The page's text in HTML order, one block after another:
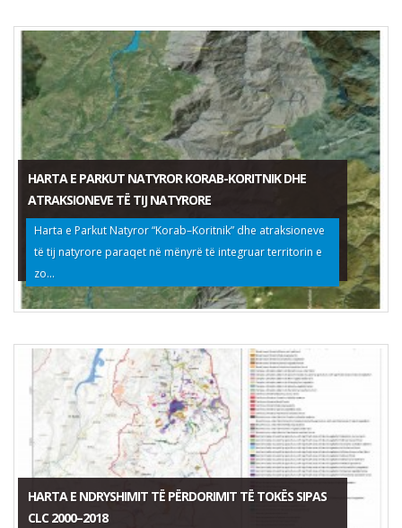
HARTA E PARKUT NATYROR KORAB-KORITNIK DHE
ATRAKSIONEVE TË TIJ NATYRORE
Harta e Parkut Natyror “Korab–Koritnik” dhe atraksioneve
të tij natyrore paraqet në mënyrë të integruar territorin e
zo...
HARTA E NDRYSHIMIT TË PËRDORIMIT TË TOKËS SIPAS
CLC 2000–2018